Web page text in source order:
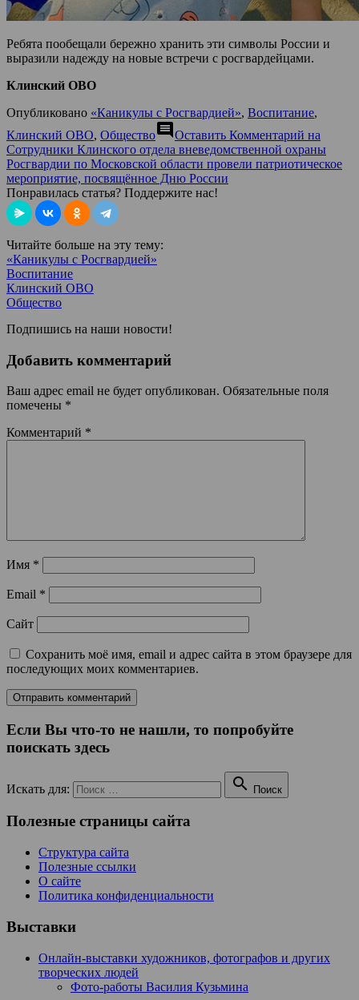
Ребята пообещали бережно хранить эти символы России и
выразили надежду на новые встречи с росгвардейцами.
Клинский ОВО
Опубликовано «Каникулы с Росгвардией», Воспитание,
Клинский ОВО, Обществоcomment Оставить Комментарий на
Сотрудники Клинского отдела вневедомственной охраны
Росгвардии по Московской области провели патриотическое
мероприятие, посвящённое Дню России
Понравилась статья? Поддержите нас!
Читайте больше на эту тему:
«Каникулы с Росгвардией»
Воспитание
Клинский ОВО
Общество
Подпишись на наши новости!
Добавить комментарий
Ваш адрес email не будет опубликован. Обязательные поля
помечены *
Комментарий *
Имя *
Email *
Сайт
Сохранить моё имя, email и адрес сайта в этом браузере для
последующих моих комментариев.
Если Вы что-то не нашли, то попробуйте
поискать здесь
Искать для:  Поиск
Полезные страницы сайта
Структура сайта
Полезные ссылки
О сайте
Политика конфиденциальности
Выставки
Онлайн-выставки художников, фотографов и других
творческих людей
Фото-работы Василия Кузьмина